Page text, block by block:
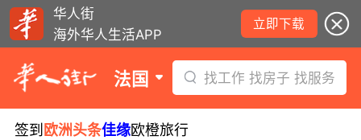
华人街
海外华人生活APP
立即下载
法国 找工作 找房子 找服务
签到 欧洲头条佳缘欧橙旅行